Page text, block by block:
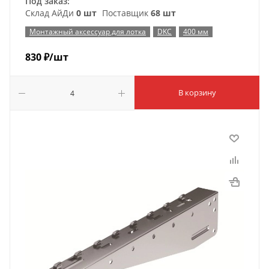
Склад АйДи 0 шт Поставщик 68 шт
Монтажный аксессуар для лотка DKC 400 мм
830₽/шт
В корзину